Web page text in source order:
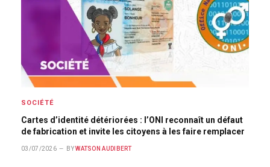
SOCIÉTÉ
Cartes d’identité détériorées : l’ONI reconnaît un défaut
de fabrication et invite les citoyens à les faire remplacer
03/07/2026 BY WATSON AUDIBERT